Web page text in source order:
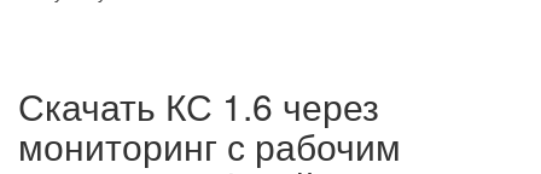
Скачать КС 1.6 через
мониторинг с рабочим